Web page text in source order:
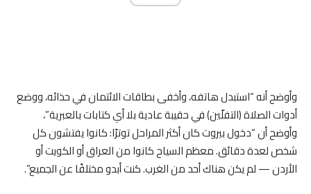
وأوضح أنه “استبدل هاتفه، وأخفى بطاقات الائتمان في حذائه، ووضع
أدوات الصلاة (التفلّين) في حقيبة عادية بلا أي كتابات بالعبرية”،
وأوضح أن “دخول بيروت كان أكثر المراحل توترًا: كانوا يفتشون كل
شخص لعدة دقائق. معظم السياح كانوا من العراق أو الكويت أو
الأردن — لم يكن هناك أحد من الغرب. كنت أبدو مختلفًا عن الجميع”.